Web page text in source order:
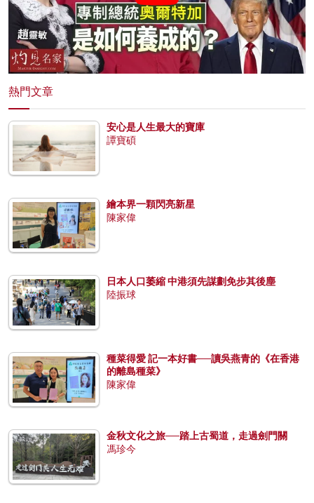
熱門文章
安心是人生最大的寶庫
譚寶碩
繪本界一顆閃亮新星
陳家偉
日本人口萎縮 中港須先謀劃免步其後塵
陸振球
種菜得愛 記一本好書──讀吳燕青的《在香港
的離島種菜》
陳家偉
金秋文化之旅──踏上古蜀道，走過劍門關
馮珍今